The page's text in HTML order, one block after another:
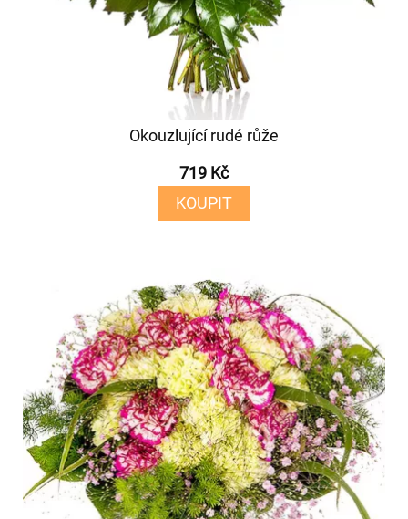
Okouzlující rudé růže
719 Kč
KOUPIT